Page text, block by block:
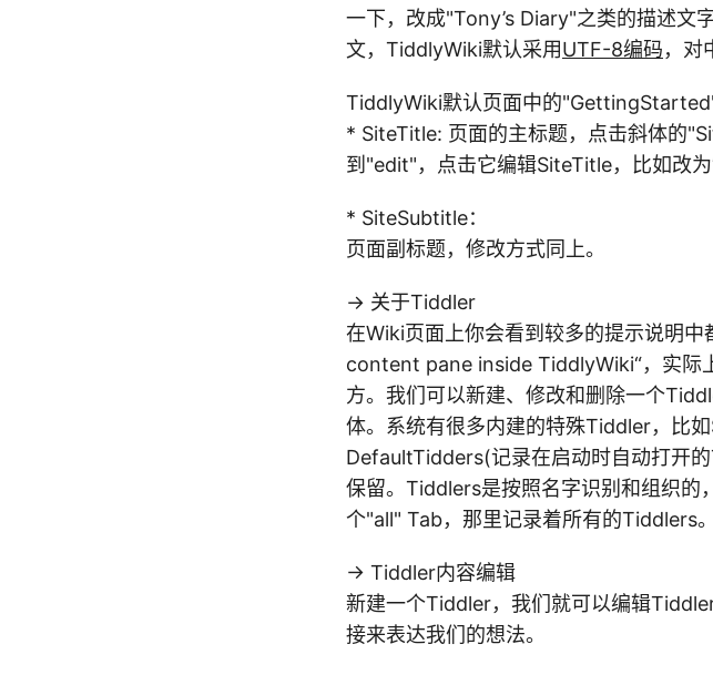
一下，改成"Tony’s Diary"之类的描述文
文，TiddlyWiki默认采用UTF-8编码，对
TiddlyWiki默认页面中的
* SiteTitle: 页面的主标题，点击斜体的
到"edit"，点击它编辑SiteTitle，比如改为
* SiteSubtitle：
页面副标题，修改方式同上。
-> 关于Tiddler
在Wiki页面上你会看到较多的提示说明
content pane inside TiddlyWiki“，实际
方。我们可以新建、修改和删除一个
体。系统有很多内建的特殊Tiddler，比
DefaultTidders(记录在启动时自动打开
保留。Tiddlers是按照名字识别和组织的
个"all" Tab，那里记录着所有的Tiddlers。
-> Tiddler内容编辑
新建一个Tiddler，我们就可以编辑
接来表达我们的想法。